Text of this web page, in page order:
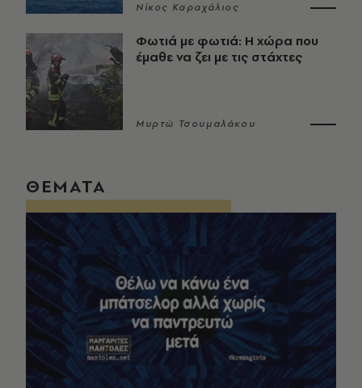
Νίκος Καραχάλιος
Φωτιά με φωτιά: Η χώρα που
έμαθε να ζει με τις στάχτες
Μυρτώ Τσουμαλάκου
ΘΕΜΑΤΑ